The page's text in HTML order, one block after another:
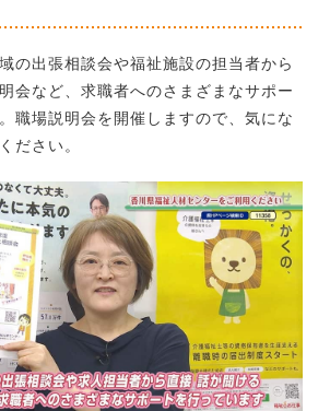
の出張相談会や福祉施設の担当者から
会など、求職者へのさまざまなサポー
職場説明会を開催しますので、気にな
ださい。